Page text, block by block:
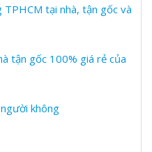
tại nhà, tận gốc và
tận gốc 100% giá rẻ của
không